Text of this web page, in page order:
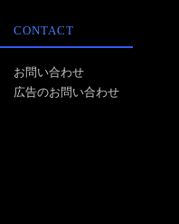
CONTACT
お問い合わせ
広告のお問い合わせ